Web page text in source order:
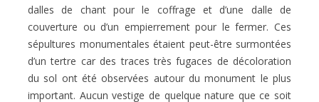
dalles de chant pour le coffrage et d’une dalle de
couverture ou d’un empierrement pour le fermer. Ces
sépultures monumentales étaient peut-être surmontées
d’un tertre car des traces très fugaces de décoloration
du sol ont été observées autour du monument le plus
important. Aucun vestige de quelque nature que ce soit